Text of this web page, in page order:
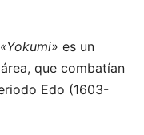
«Yokumi» es un
que combatían
Edo (1603-